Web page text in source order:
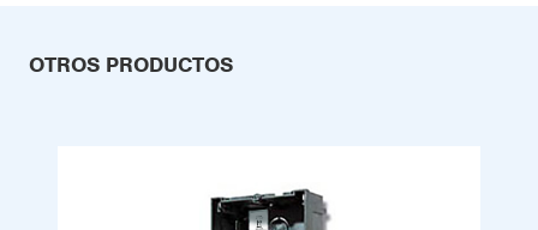
OTROS PRODUCTOS